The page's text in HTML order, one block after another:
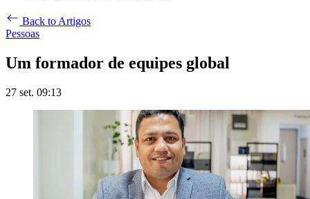
Back to Artigos
Pessoas
Um formador de equipes global
27 set. 09:13